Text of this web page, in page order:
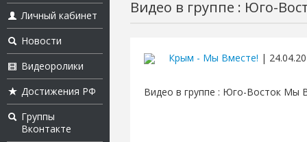
Личный кабинет
Новости
Видеоролики
Достижения РФ
Группы
Вконтакте
Видео в группе : Юго-
Крым - Мы Вместе! |
Видео в группе : Юго-Восток Мы